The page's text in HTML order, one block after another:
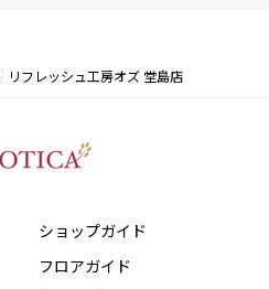
リフレッシュ工房オズ 堂島店
ショップガイド
フロアガイド